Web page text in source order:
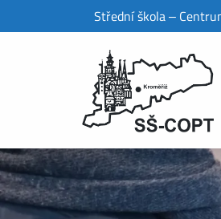
Střední škola ‒